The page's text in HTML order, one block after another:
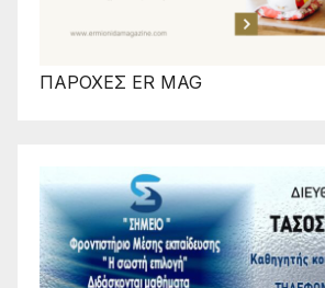
ΠΑΡΟΧΕΣ ER MAG